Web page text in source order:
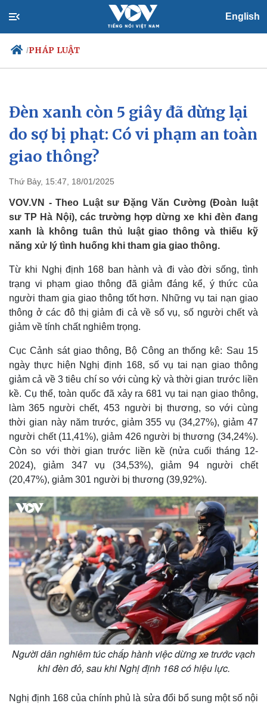
English
/PHÁP LUẬT
Chính trị
Đảng
Tổ chức nhân sự
Quốc hội
Nhận diện sự thật
Xã hội
Tin 24h
Dự báo thời tiết
Đèn xanh còn 5 giây đã dừng lại
do sợ bị phạt: Có vi phạm an toàn
giao thông?
Thứ Bảy, 15:47, 18/01/2025
VOV.VN - Theo Luật sư Đặng Văn Cường (Đoàn luật
sư TP Hà Nội), các trường hợp dừng xe khi đèn đang
xanh là không tuân thủ luật giao thông và thiếu kỹ
năng xử lý tình huống khi tham gia giao thông.
Từ khi Nghị định 168 ban hành và đi vào đời sống, tình
trạng vi phạm giao thông đã giảm đáng kể, ý thức của
người tham gia giao thông tốt hơn. Những vụ tai nạn giao
thông ở các đô thị giảm đi cả về số vụ, số người chết và
giảm về tính chất nghiêm trọng.
Cục Cảnh sát giao thông, Bộ Công an thống kê: Sau 15
ngày thực hiện Nghị định 168, số vụ tai nạn giao thông
giảm cả về 3 tiêu chí so với cùng kỳ và thời gian trước liền
kề. Cụ thể, toàn quốc đã xảy ra 681 vụ tai nạn giao thông,
làm 365 người chết, 453 người bị thương, so với cùng
thời gian này năm trước, giảm 355 vụ (34,27%), giảm 47
người chết (11,41%), giảm 426 người bị thương (34,24%).
Còn so với thời gian trước liền kề (nửa cuối tháng 12-
2024), giảm 347 vụ (34,53%), giảm 94 người chết
(20,47%), giảm 301 người bị thương (39,92%).
Người dân nghiêm túc chấp hành việc dừng xe trước vạch
khi đèn đỏ, sau khi Nghị định 168 có hiệu lực.
Nghị định 168 của chính phủ là sửa đổi bổ sung một số nội